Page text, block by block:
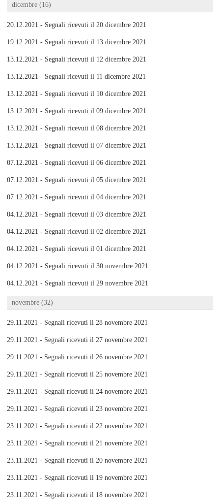
dicembre (16)
20.12.2021 - Segnali ricevuti il 20 dicembre 2021
19.12.2021 - Segnali ricevuti il 13 dicembre 2021
13.12.2021 - Segnali ricevuti il 12 dicembre 2021
13.12.2021 - Segnali ricevuti il 11 dicembre 2021
13.12.2021 - Segnali ricevuti il 10 dicembre 2021
13.12.2021 - Segnali ricevuti il 09 dicembre 2021
13.12.2021 - Segnali ricevuti il 08 dicembre 2021
13.12.2021 - Segnali ricevuti il 07 dicembre 2021
07.12.2021 - Segnali ricevuti il 06 dicembre 2021
07.12.2021 - Segnali ricevuti il 05 dicembre 2021
07.12.2021 - Segnali ricevuti il 04 dicembre 2021
04.12.2021 - Segnali ricevuti il 03 dicembre 2021
04.12.2021 - Segnali ricevuti il 02 dicembre 2021
04.12.2021 - Segnali ricevuti il 01 dicembre 2021
04.12.2021 - Segnali ricevuti il 30 novembre 2021
04.12.2021 - Segnali ricevuti il 29 novembre 2021
novembre (32)
29.11.2021 - Segnali ricevuti il 28 novembre 2021
29.11.2021 - Segnali ricevuti il 27 novembre 2021
29.11.2021 - Segnali ricevuti il 26 novembre 2021
29.11.2021 - Segnali ricevuti il 25 novembre 2021
29.11.2021 - Segnali ricevuti il 24 novembre 2021
29.11.2021 - Segnali ricevuti il 23 novembre 2021
23.11.2021 - Segnali ricevuti il 22 novembre 2021
23.11.2021 - Segnali ricevuti il 21 novembre 2021
23.11.2021 - Segnali ricevuti il 20 novembre 2021
23.11.2021 - Segnali ricevuti il 19 novembre 2021
23.11.2021 - Segnali ricevuti il 18 novembre 2021